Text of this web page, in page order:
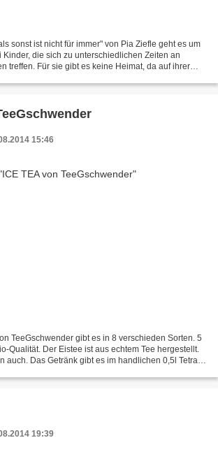
sonst ist nicht für immer" von Pia Ziefle geht es um
Kinder, die sich zu unterschiedlichen Zeiten an
treffen. Für sie gibt es keine Heimat, da auf ihrer
15:46
TeeGschwender gibt es in 8 verschieden Sorten. 5
Qualität. Der Eistee ist aus echtem Tee hergestellt.
auch. Das Getränk gibt es im handlichen 0,5l Tetra-
19:39